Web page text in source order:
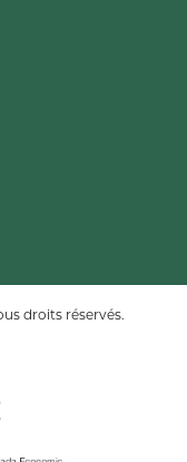
droits réservés.